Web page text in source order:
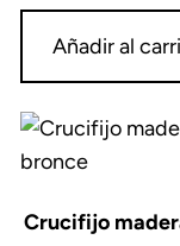
Añadir al
Crucifijo